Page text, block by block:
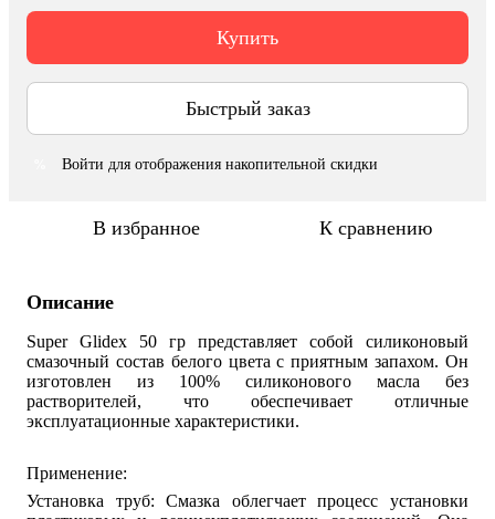
Купить
Быстрый заказ
Войти для отображения накопительной скидки
В избранное К сравнению
Описание
Super Glidex 50 гр представляет собой силиконовый
смазочный состав белого цвета с приятным запахом. Он
изготовлен из 100% силиконового масла без
растворителей, что обеспечивает отличные
эксплуатационные характеристики.
Применение:
Установка труб: Смазка облегчает процесс установки